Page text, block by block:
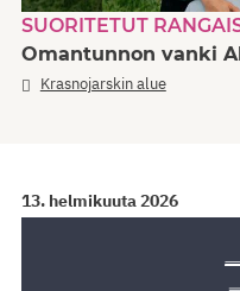
SUORITETUT
Omantunnon vanki
Krasnojarskin alue
13. helmikuuta 2026